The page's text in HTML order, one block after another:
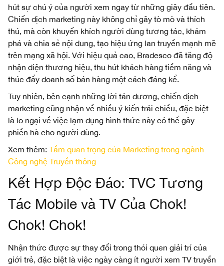
hút sự chú ý của người xem ngay từ những giây đầu tiên.
Chiến dịch marketing này không chỉ gây tò mò và thích
thú, mà còn khuyến khích người dùng tương tác, khám
phá và chia sẻ nội dung, tạo hiệu ứng lan truyền mạnh mẽ
trên mạng xã hội. Với hiệu quả cao, Bradesco đã tăng độ
nhận diện thương hiệu, thu hút khách hàng tiềm năng và
thúc đẩy doanh số bán hàng một cách đáng kể.
Tuy nhiên, bên cạnh những lời tán dương, chiến dịch
marketing cũng nhận về nhiều ý kiến trái chiều, đặc biệt
là lo ngại về việc lạm dụng hình thức này có thể gây
phiền hà cho người dùng.
Xem thêm: Tầm quan trọng của Marketing trong ngành
Công nghệ Truyền thông
Kết Hợp Độc Đáo: TVC Tương
Tác Mobile và TV Của Chok!
Chok! Chok!
Nhận thức được sự thay đổi trong thói quen giải trí của
giới trẻ, đặc biệt là việc ngày càng ít người xem TV truyền